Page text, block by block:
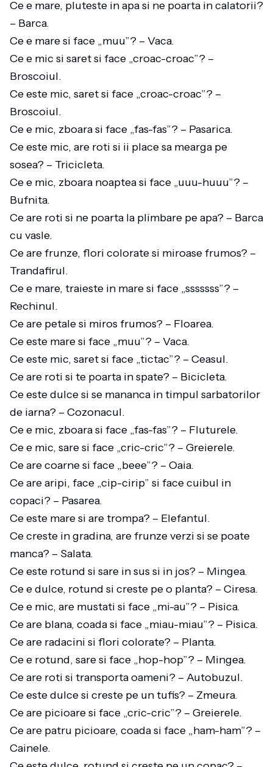
Ce e mare, pluteste in apa si ne poarta in calatorii?
– Barca.
Ce e mare si face „muu”? – Vaca.
Ce e mic si saret si face „croac-croac”? –
Broscoiul.
Ce este mic, saret si face „croac-croac”? –
Broscoiul.
Ce e mic, zboara si face „fas-fas”? – Pasarica.
Ce este mic, are roti si ii place sa mearga pe
sosea? – Tricicleta.
Ce e mic, zboara noaptea si face „uuu-huuu”? –
Bufnita.
Ce are roti si ne poarta la plimbare pe apa? – Barca
cu vasle.
Ce are frunze, flori colorate si miroase frumos? –
Trandafirul.
Ce e mare, traieste in mare si face „sssssss”? –
Rechinul.
Ce are petale si miros frumos? – Floarea.
Ce este mare si face „muu”? – Vaca.
Ce este mic, saret si face „tictac”? – Ceasul.
Ce are roti si te poarta in spate? – Bicicleta.
Ce este dulce si se mananca in timpul sarbatorilor
de iarna? – Cozonacul.
Ce e mic, zboara si face „fas-fas”? – Fluturele.
Ce e mic, sare si face „cric-cric”? – Greierele.
Ce are coarne si face „beee”? – Oaia.
Ce are aripi, face „cip-cirip” si face cuibul in
copaci? – Pasarea.
Ce este mare si are trompa? – Elefantul.
Ce creste in gradina, are frunze verzi si se poate
manca? – Salata.
Ce este rotund si sare in sus si in jos? – Mingea.
Ce e dulce, rotund si creste pe o planta? – Ciresa.
Ce e mic, are mustati si face „mi-au”? – Pisica.
Ce are blana, coada si face „miau-miau”? – Pisica.
Ce are radacini si flori colorate? – Planta.
Ce e rotund, sare si face „hop-hop”? – Mingea.
Ce are roti si transporta oameni? – Autobuzul.
Ce este dulce si creste pe un tufis? – Zmeura.
Ce are picioare si face „cric-cric”? – Greierele.
Ce are patru picioare, coada si face „ham-ham”? –
Cainele.